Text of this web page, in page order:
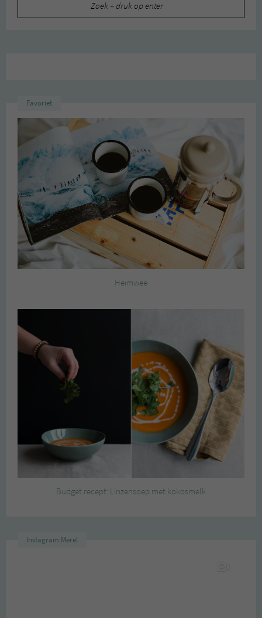
Favoriet
Heimwee
Budget recept: Linzensoep met kokosmelk
Instagram Merel